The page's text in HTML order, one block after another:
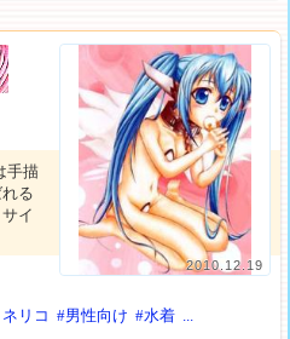
2010.12.19
手描
る
イ
リコ #男性向け #水着 ...